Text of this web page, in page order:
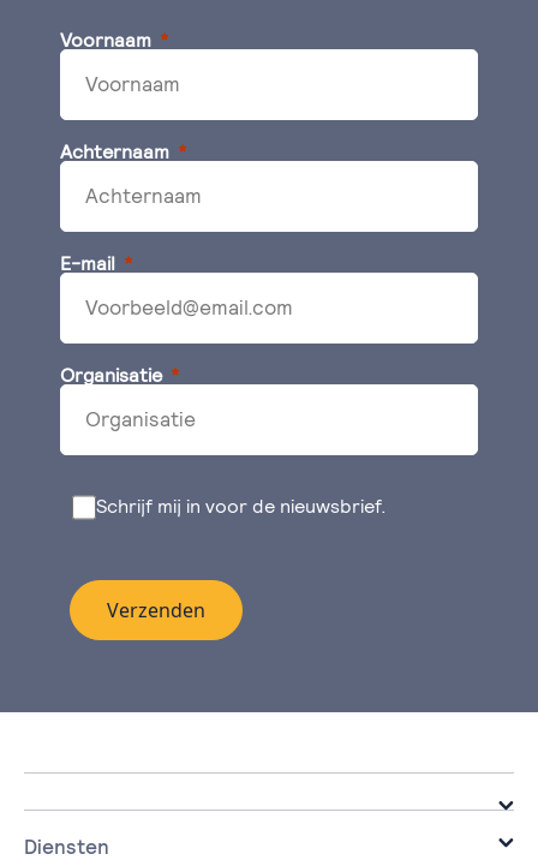
Voornaam
Achternaam
E-mail
Organisatie
Schrijf mij in voor de nieuwsbrief.
Verzenden
Diensten